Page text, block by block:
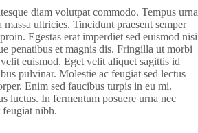
diam volutpat commodo. Tempus urna
massa ultricies. Tincidunt praesent semper
Egestas erat imperdiet sed euismod nisi
penatibus et magnis dis. Fringilla ut morbi
euismod. Eget velit aliquet sagittis id
pulvinar. Molestie ac feugiat sed lectus
Enim sed faucibus turpis in eu mi.
luctus. In fermentum posuere urna nec
feugiat nibh.